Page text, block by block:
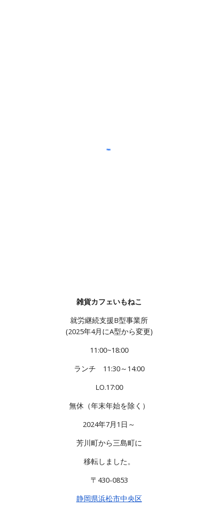
雑貨カフェいもねこ
就労継続支援B型事業所
(2025年4月にA型から変更)
11:00~18:00
ランチ 11:30～14:00
LO.17:00
無休（年末年始を除く）
2024年7月1日～
芳川町から三島町に
移転しました。
〒430-0853
静岡県浜松市中央区